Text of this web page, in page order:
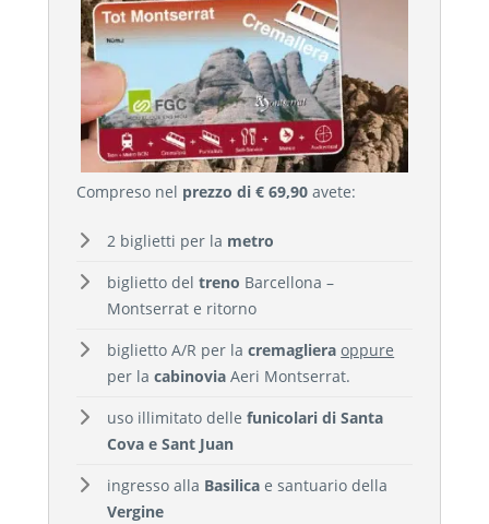
Compreso nel prezzo di € 69,90 avete:
2 biglietti per la metro
biglietto deltreno Barcellona –
Montserrat e ritorno
biglietto A/R per lacremagliera oppure
per lacabinoviaAeri Montserrat.
uso illimitato dellefunicolari di Santa
Cova e Sant Juan
ingresso alla Basilica e santuario della
Vergine